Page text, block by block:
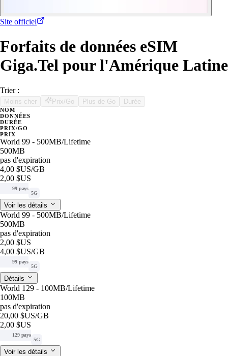
Site officiel
Forfaits de données eSIM
Giga.Tel pour l'Amérique Latine
Trier :
Moins cher Prix/Go Plus de Go Durée
NOM
DONNÉES
DURÉE
PRIX/GO
PRIX
World 99 - 500MB/Lifetime
500MB
pas d'expiration
4,00 $US/GB
2,00 $US
99 pays
5G
Voir les détails
World 99 - 500MB/Lifetime
500MB
pas d'expiration
2,00 $US
4,00 $US/GB
99 pays
5G
Détails
World 129 - 100MB/Lifetime
100MB
pas d'expiration
20,00 $US/GB
2,00 $US
129 pays
5G
Voir les détails